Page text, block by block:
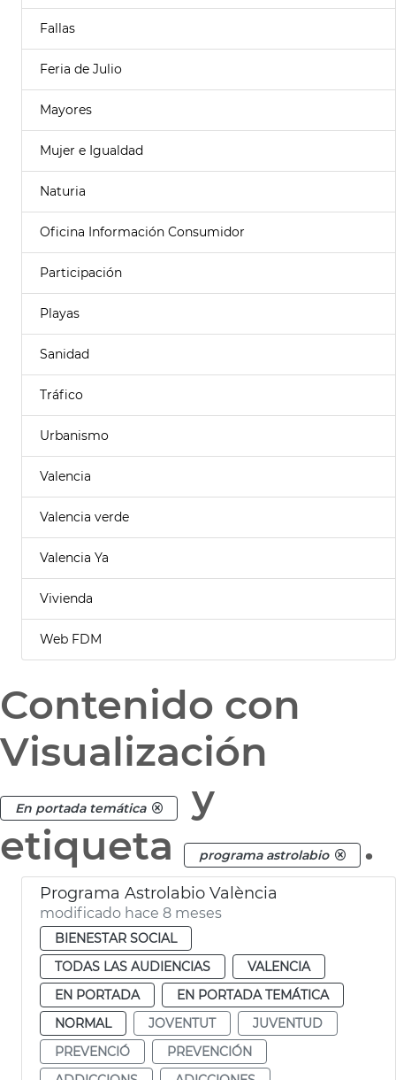
Fallas
Feria de Julio
Mayores
Mujer e Igualdad
Naturia
Oficina Información Consumidor
Participación
Playas
Sanidad
Tráfico
Urbanismo
Valencia
Valencia verde
Valencia Ya
Vivienda
Web FDM
Contenido con
Visualización
En portada temática
y
etiqueta
programa astrolabio .
Programa Astrolabio València
modificado hace 8 meses
BIENESTAR SOCIAL
TODAS LAS AUDIENCIAS
VALENCIA
EN PORTADA
EN PORTADA TEMÁTICA
NORMAL
JOVENTUT
JUVENTUD
PREVENCIÓ
PREVENCIÓN